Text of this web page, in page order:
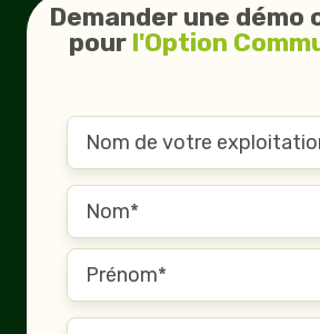
Demander une démo
pour l'Option